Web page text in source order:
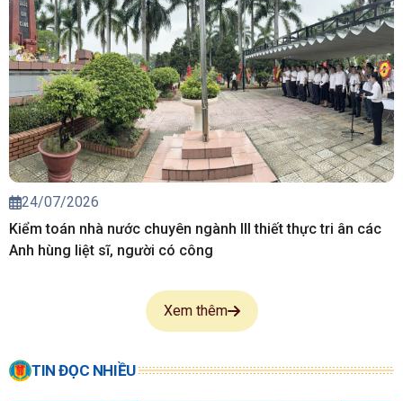
24/07/2026
Kiểm toán nhà nước chuyên ngành III thiết thực tri ân các
Anh hùng liệt sĩ, người có công
Xem thêm
TIN ĐỌC NHIỀU